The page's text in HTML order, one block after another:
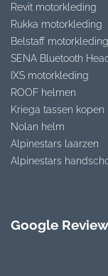
Revit motorkleding
Rukka motorkleding
Belstaff motorkleding
SENA Bluetooth
IXS motorkleding
ROOF helmen
Kriega tassen kopen
Nolan helm
Alpinestars laarzen
Alpinestars
Google